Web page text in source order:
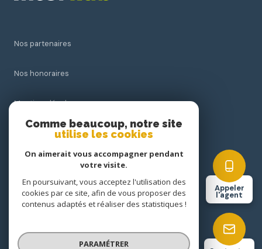
Appeler
l'agent
Nos partenaires
Nos honoraires
Mentions légales
Cookies
© 2026 | Tous droits réservés
Comme beaucoup, notre site
utilise les cookies
On aimerait vous accompagner pendant
votre visite.
En poursuivant, vous acceptez l'utilisation des
cookies par ce site, afin de vous proposer des
contenus adaptés et réaliser des statistiques !
PARAMÉTRER